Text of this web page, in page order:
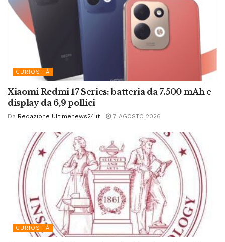
CURIOSITÀ
Xiaomi Redmi 17 Series: batteria da 7.500 mAh e
display da 6,9 pollici
Da Redazione Ultimenews24.it 7 AGOSTO 2026
CURIOSITÀ